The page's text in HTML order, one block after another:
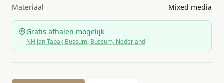
Materiaal
Mixed media
Gratis afhalen mogelijk
NH Jan Tabak Bussum, Bussum, Nederland